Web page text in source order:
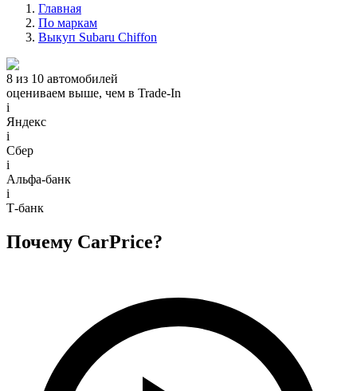
Главная
По маркам
Выкуп Subaru Chiffon
8 из 10 автомобилей
оцениваем выше, чем в Trade‑In
i
Яндекс
i
Сбер
i
Альфа-банк
i
Т-банк
Почему CarPrice?